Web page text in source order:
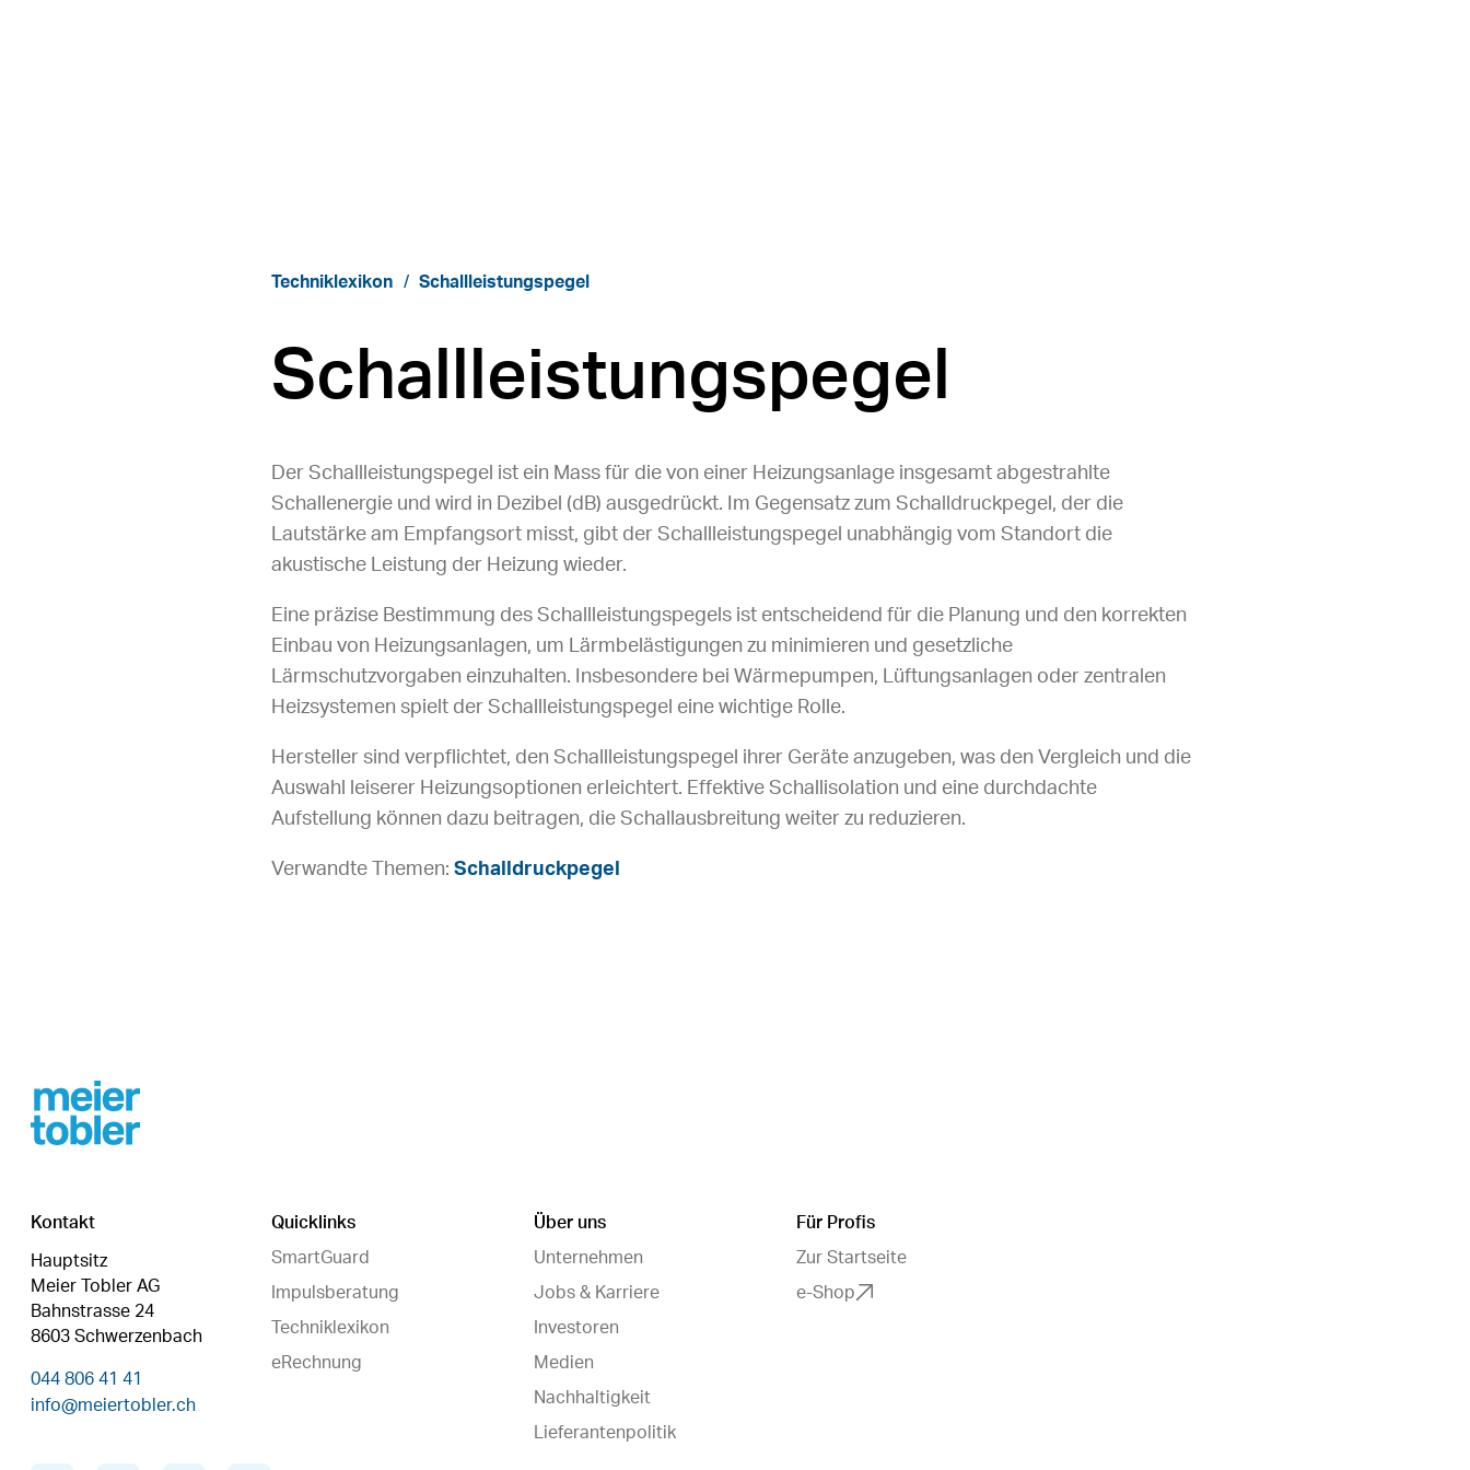
Techniklexikon Schallleistungspegel
Schallleistungspegel
Der Schallleistungspegel ist ein Mass für die von einer Heizungsanlage insgesamt abgestrahlte
Schallenergie und wird in Dezibel (dB) ausgedrückt. Im Gegensatz zum Schalldruckpegel, der die
Lautstärke am Empfangsort misst, gibt der Schallleistungspegel unabhängig vom Standort die
akustische Leistung der Heizung wieder.
Eine präzise Bestimmung des Schallleistungspegels ist entscheidend für die Planung und den korrekten
Einbau von Heizungsanlagen, um Lärmbelästigungen zu minimieren und gesetzliche
Lärmschutzvorgaben einzuhalten. Insbesondere bei Wärmepumpen, Lüftungsanlagen oder zentralen
Heizsystemen spielt der Schallleistungspegel eine wichtige Rolle.
Hersteller sind verpflichtet, den Schallleistungspegel ihrer Geräte anzugeben, was den Vergleich und die
Auswahl leiserer Heizungsoptionen erleichtert. Effektive Schallisolation und eine durchdachte
Aufstellung können dazu beitragen, die Schallausbreitung weiter zu reduzieren.
Verwandte Themen: Schalldruckpegel
Footer
Kontakt
Hauptsitz
Meier Tobler AG
Bahnstrasse 24
8603 Schwerzenbach
044 806 41 41
info@meiertobler.ch
Quicklinks
SmartGuard
Impulsberatung
Techniklexikon
eRechnung
Über uns
Unternehmen
Jobs & Karriere
Investoren
Medien
Nachhaltigkeit
Lieferantenpolitik
Für Profis
Zur Startseite
e-Shop